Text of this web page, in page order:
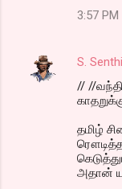
3:57 PM
S.
// //
தமிழ்
அதான்